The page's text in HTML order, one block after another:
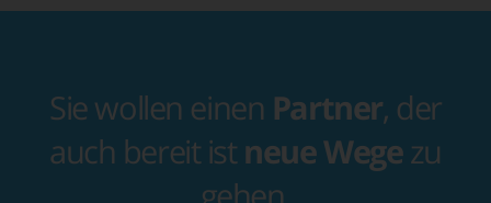
Sie wollen einen Partner, der
auch bereit ist neue Wegezu
gehen,